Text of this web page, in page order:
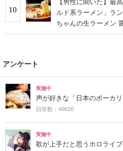
10
【男性に聞いた】最
ルド系ラーメン」ラ
ちゃんの生ラーメン
アンケート
実施中
声が好きな「日本のボーカ
回答数：49620
実施中
歌が上手だと思うホロライ